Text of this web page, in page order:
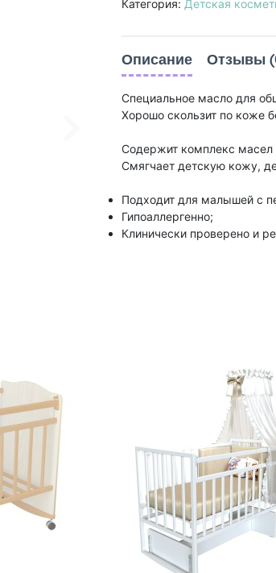
Категория: Детская
Описание Отзывы
Специальное масло для
Хорошо скользит по коже
Содержит комплекс масел
Смягчает детскую кожу,
Подходит для малышей с
Гипоаллергенно;
Клинически проверено и